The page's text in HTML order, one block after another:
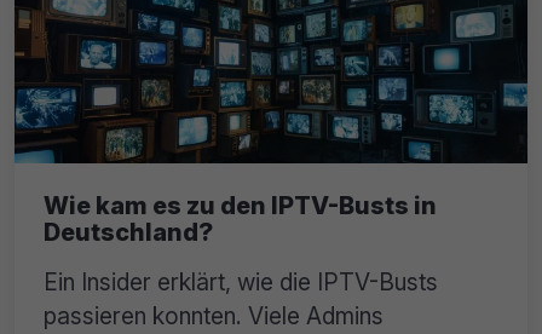
Wie kam es zu den IPTV-Busts in
Deutschland?
Ein Insider erklärt, wie die IPTV-Busts
passieren konnten. Viele Admins